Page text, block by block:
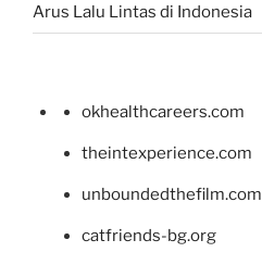
Arus Lalu Lintas di Indonesia
okhealthcareers.com
theintexperience.com
unboundedthefilm.com
catfriends-bg.org